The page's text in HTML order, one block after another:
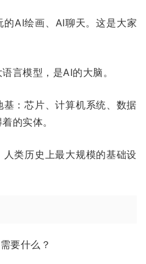
AI绘画、AI聊天。这是大家
言模型，是AI的大脑。
：芯片、计算机系统、数据
的实体。
类历史上最大规模的基础设
要什么？